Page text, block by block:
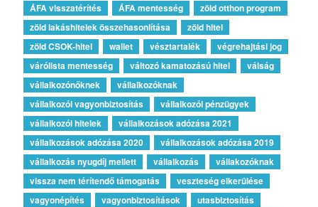
ÁFA visszatérítés
ÁFA mentesség
zöld otthon program
zöld lakáshitelek összehasonlítása
zöld hitel
zöld CSOK-hitel
wallet vésztartalék
végrehajtási jog
várólista mentesség
változó kamatozású hitel
válság
vállalkozónőknek
vállalkozóknak
vállalkozói vagyonbiztosítás
vállalkozói pénzügyek
vállalkozói hitelek
vállalkozások adózása 2021
vállalkozások adózása 2020
vállalkozások adózása 2019
vállalkozás nyugdíj mellett
vállalkozás
vállakozóknak
vissza nem térítendő támogatás
veszteség elkerülése
vagyonépítés
vagyonbiztosítások
utasbiztosítás